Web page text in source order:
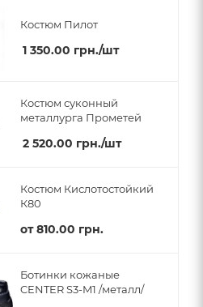
Костюм Пилот
1 350.00 грн./шт
Костюм суконный
металлурга Прометей
2 520.00 грн./шт
Костюм Кислотостойкий
К80
от810.00 грн.
Ботинки кожаные
CENTER S3-M1 /металл/